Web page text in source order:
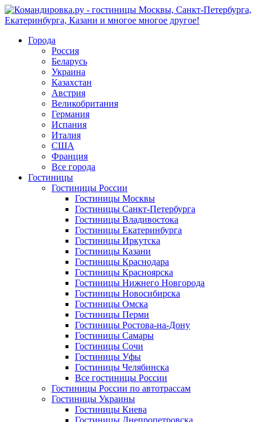
Города
Россия
Беларусь
Украина
Казахстан
Австрия
Великобритания
Германия
Испания
Италия
США
Франция
Все города
Гостиницы
Гостиницы России
Гостиницы Mосквы
Гостиницы Санкт-Петербурга
Гостиницы Владивостока
Гостиницы Екатеринбурга
Гостиницы Иркутска
Гостиницы Казани
Гостиницы Краснодара
Гостиницы Красноярска
Гостиницы Нижнего Новгорода
Гостиницы Новосибирска
Гостиницы Омска
Гостиницы Перми
Гостиницы Ростова-на-Дону
Гостиницы Самары
Гостиницы Сочи
Гостиницы Уфы
Гостиницы Челябинска
Все гостиницы России
Гостиницы России по автотрассам
Гостиницы Украины
Гостиницы Киева
Гостиницы Днепропетровска